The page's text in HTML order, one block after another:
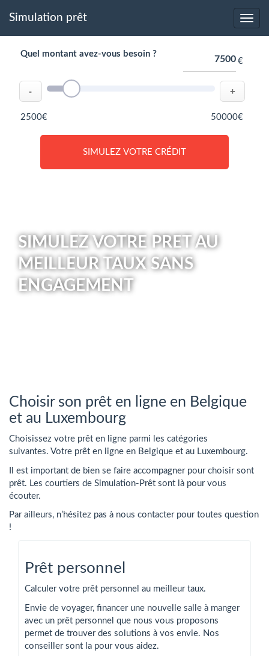
Simulation prêt
Quel montant avez-vous besoin ?
€
- +
2500€ 50000€
SIMULEZ VOTRE CRÉDIT
SIMULEZ VOTRE PRET AU
MEILLEUR TAUX SANS
ENGAGEMENT
Choisir son prêt en ligne en Belgique
et au Luxembourg
Choisissez votre prêt en ligne parmi les catégories
suivantes. Votre prêt en ligne en Belgique et au Luxembourg.
Il est important de bien se faire accompagner pour choisir sont
prêt. Les courtiers de Simulation-Prêt sont là pour vous
écouter.
Par ailleurs, n’hésitez pas à nous contacter pour toutes question
!
Prêt personnel
Calculer votre prêt personnel au meilleur taux.
Envie de voyager, financer une nouvelle salle à manger
avec un prêt personnel que nous vous proposons
permet de trouver des solutions à vos envie. Nos
conseiller sont la pour vous aidez.